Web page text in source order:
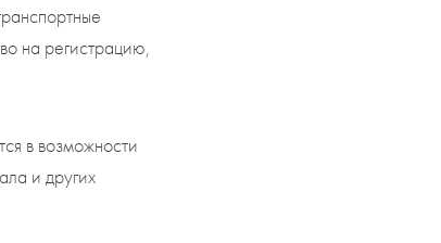
на регистрацию,
в возможности
и других